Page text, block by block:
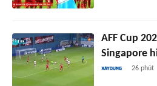
AFF Cup
Singapore
26 phút